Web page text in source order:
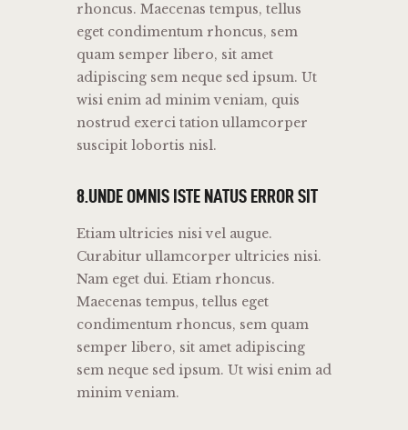
rhoncus. Maecenas tempus, tellus
eget condimentum rhoncus, sem
quam semper libero, sit amet
adipiscing sem neque sed ipsum. Ut
wisi enim ad minim veniam, quis
nostrud exerci tation ullamcorper
suscipit lobortis nisl.
8.UNDE OMNIS ISTE NATUS ERROR SIT
Etiam ultricies nisi vel augue.
Curabitur ullamcorper ultricies nisi.
Nam eget dui. Etiam rhoncus.
Maecenas tempus, tellus eget
condimentum rhoncus, sem quam
semper libero, sit amet adipiscing
sem neque sed ipsum. Ut wisi enim ad
minim veniam.